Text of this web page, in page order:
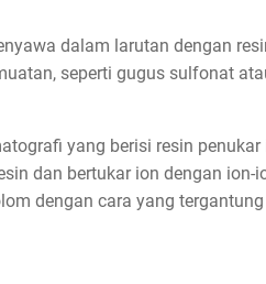
dalam larutan dengan
seperti gugus sulfonat
yang berisi resin penukar
dan bertukar ion dengan ion-
dengan cara yang